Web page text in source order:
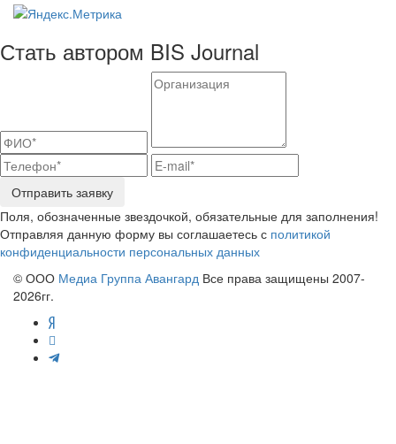
Стать автором BIS Journal
Отправить заявку
Поля, обозначенные звездочкой, обязательные для заполнения!
Отправляя данную форму вы соглашаетесь с политикой
конфиденциальности персональных данных
© ООО Медиа Группа Авангард Все права защищены 2007-
2026гг.